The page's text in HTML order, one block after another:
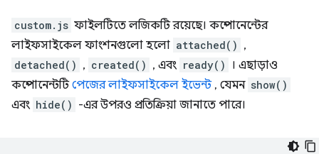
custom.js ফাইলটিতে লজিকটি রয়েছে। কম্পোনেন্টের
লাইফসাইকেল ফাংশনগুলো হলো attached() ,
detached() , created() , এবং ready()
। এছাড়াও
কম্পোনেন্টটিপেজের লাইফসাইকেল ইভেন্ট, যেমন show()
এবং hide() -এর উপরও প্রতিক্রিয়া জানাতে পারে।